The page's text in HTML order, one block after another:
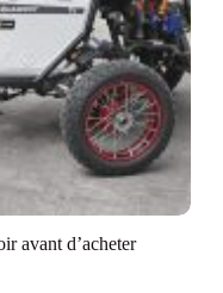
avant d’acheter